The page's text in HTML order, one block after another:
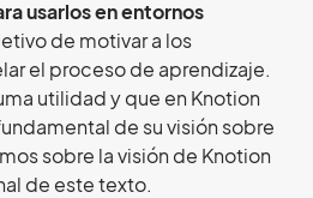
usarlos en entornos
de motivar a los
el proceso de aprendizaje.
utilidad y que en Knotion
de su visión sobre
sobre la visión de Knotion
de este texto.